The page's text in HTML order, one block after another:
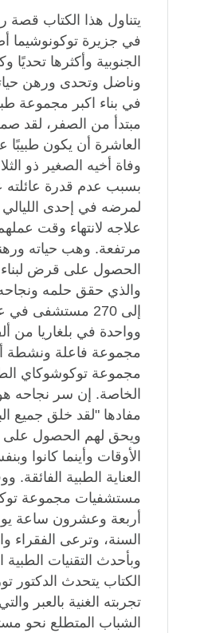
يتناول هذا الكتاب قصة
في جزيرة توكونوشيما
الجنوبية وأكثرها تحديًا
وناضل وتحدى ورهن
في بناء اكبر مجموعة
مبتدأ من الصفر، لقد
العاشرة أن يكون طبيبًا
وفاة أخيه الصغير ذو
بسبب عدم قدرة عائلته
لمرضه في إحدى
علاجه لانتهاء وقت
مرتفعة. وهب حياته
الحصول على قرض لبناء
والذي حقق حلمه ونجاحه
إلى 270 مستشفى
وواحدة في بلغاريا
مجموعة فاعلة ونشطة
مجموعة توكوشوكاي
الخاصة. إن سر نجاحه
مفادها "لقد خلق جميع
ويحق لهم الحصول على
الأوقات وأينما كانوا
العناية الطبية
مستشفيات مجموعة
أربعة وعشرون ساعة
السنة، وترعى الفقراء
وبأحدث التقنيات الطبية
الكتاب يتحدث الدكتور
تجربته الغنية بالعبر
الشباب المتطلع نحو